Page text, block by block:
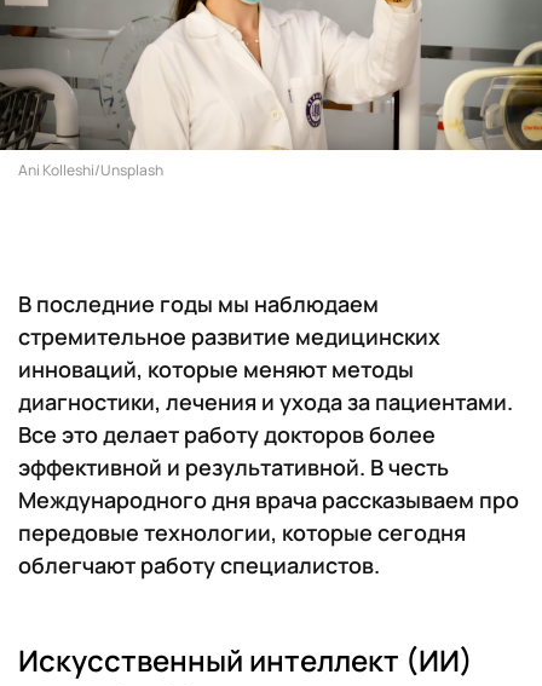
Ani Kolleshi/Unsplash
В последние годы мы наблюдаем
стремительное развитие медицинских
инноваций, которые меняют методы
диагностики, лечения и ухода за пациентами.
Все это делает работу докторов более
эффективной и результативной. В честь
Международного дня врача рассказываем про
передовые технологии, которые сегодня
облегчают работу специалистов.
Искусственный интеллект (ИИ)